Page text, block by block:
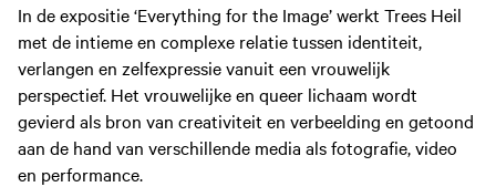
In de expositie ‘Everything for the Image’ werkt Trees Heil
met de intieme en complexe relatie tussen identiteit,
verlangen en zelfexpressie vanuit een vrouwelijk
perspectief. Het vrouwelijke en queer lichaam wordt
gevierd als bron van creativiteit en verbeelding en getoond
aan de hand van verschillende media als fotografie, video
en performance.